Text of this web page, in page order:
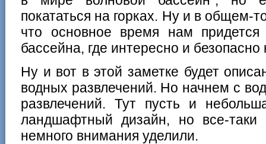
покататься на горках. Ну и в общем-
что основное время нам придется
бассейна, где интересно и безопасно
Ну и вот в этой заметке будет
водных развлечений. Но начнем с
развлечений. Тут пусть и
ландшафтный дизайн, но все-таки
немного внимания уделили.